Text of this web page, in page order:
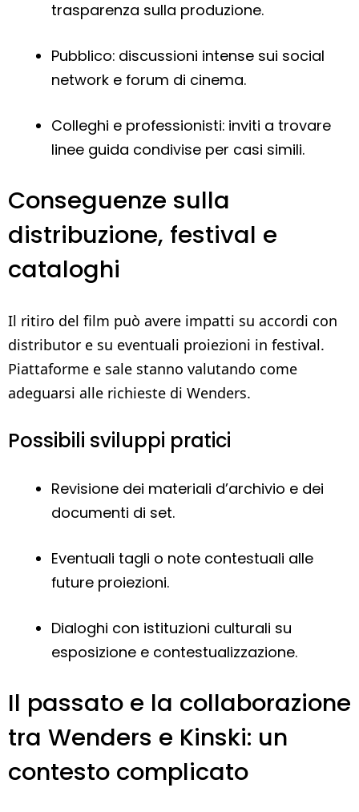
trasparenza sulla produzione.
Pubblico: discussioni intense sui social
network e forum di cinema.
Colleghi e professionisti: inviti a trovare
linee guida condivise per casi simili.
Conseguenze sulla
distribuzione, festival e
cataloghi
Il ritiro del film può avere impatti su accordi con
distributor e su eventuali proiezioni in festival.
Piattaforme e sale stanno valutando come
adeguarsi alle richieste di Wenders.
Possibili sviluppi pratici
Revisione dei materiali d’archivio e dei
documenti di set.
Eventuali tagli o note contestuali alle
future proiezioni.
Dialoghi con istituzioni culturali su
esposizione e contestualizzazione.
Il passato e la collaborazione
tra Wenders e Kinski: un
contesto complicato